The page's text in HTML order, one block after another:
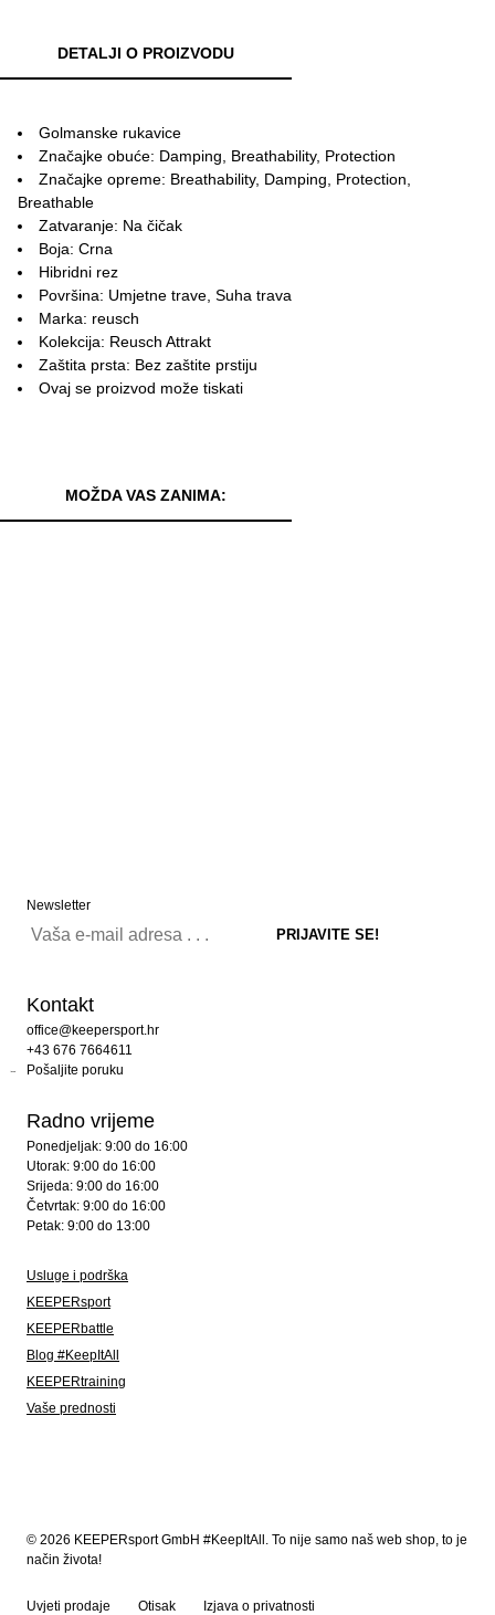
DETALJI O PROIZVODU
Golmanske rukavice
Značajke obuće: Damping, Breathability, Protection
Značajke opreme: Breathability, Damping, Protection,
Breathable
Zatvaranje: Na čičak
Boja: Crna
Hibridni rez
Površina: Umjetne trave, Suha trava
Marka: reusch
Kolekcija: Reusch Attrakt
Zaštita prsta: Bez zaštite prstiju
Ovaj se proizvod može tiskati
MOŽDA VAS ZANIMA:
Newsletter
Kontakt
office@keepersport.hr
+43 676 7664611
Pošaljite poruku
Radno vrijeme
Ponedjeljak: 9:00 do 16:00
Utorak: 9:00 do 16:00
Srijeda: 9:00 do 16:00
Četvrtak: 9:00 do 16:00
Petak: 9:00 do 13:00
Usluge i podrška
KEEPERsport
KEEPERbattle
Blog #KeepItAll
KEEPERtraining
Vaše prednosti
© 2026 KEEPERsport GmbH #KeepItAll. To nije samo naš web shop, to je
način života!
Uvjeti prodaje Otisak Izjava o privatnosti